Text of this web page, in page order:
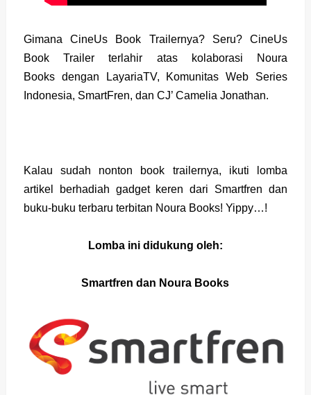
Gimana CineUs Book Trailernya? Seru? CineUs
Book Trailer terlahir atas kolaborasi Noura
Books dengan LayariaTV, Komunitas Web Series
Indonesia, SmartFren, dan CJ’ Camelia Jonathan.
Kalau sudah nonton book trailernya, ikuti lomba
artikel berhadiah gadget keren dari Smartfren dan
buku-buku terbaru terbitan Noura Books! Yippy…!
Lomba ini didukung oleh:
Smartfren dan Noura Books